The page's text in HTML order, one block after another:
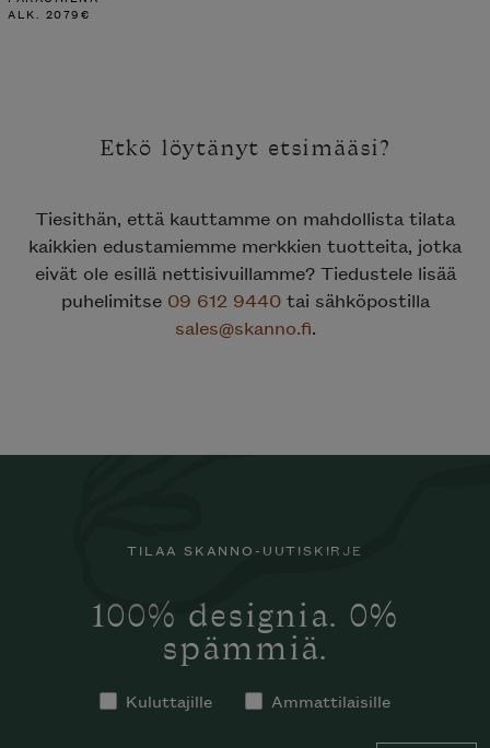
ALK. 2079€
Etkö löytänyt etsimääsi?
Tiesithän, että kauttamme on mahdollista tilata
kaikkien edustamiemme merkkien tuotteita, jotka
eivät ole esillä nettisivuillamme? Tiedustele lisää
puhelimitse 09 612 9440tai sähköpostilla
sales@skanno.fi.
TILAA SKANNO-UUTISKIRJE
100% designia. 0%
spämmiä.
Kuluttajille Ammattilaisille